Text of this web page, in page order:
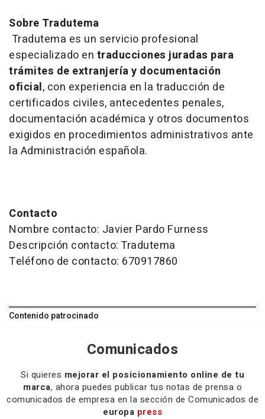
Sobre Tradutema
Tradutema es un servicio profesional
especializado en traducciones juradas para
trámites de extranjería y documentación
oficial, con experiencia en la traducción de
certificados civiles, antecedentes penales,
documentación académica y otros documentos
exigidos en procedimientos administrativos ante
la Administración española.
Contacto
Nombre contacto: Javier Pardo Furness
Descripción contacto: Tradutema
Teléfono de contacto: 670917860
Contenido patrocinado
Comunicados
Si quieres mejorar el posicionamiento online de tu
marca, ahora puedes publicar tus notas de prensa o
comunicados de empresa en la sección de Comunicados de
europa press